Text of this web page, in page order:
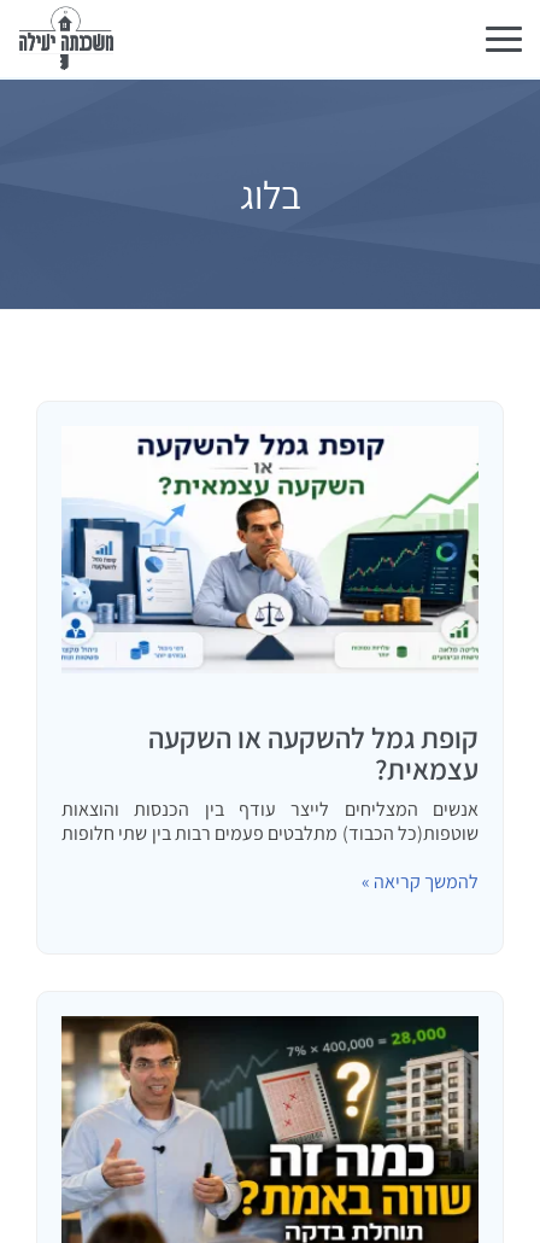
Toggle
navigation
בלוג
קופת גמל להשקעה או השקעה
עצמאית?
אנשים המצליחים לייצר עודף בין הכנסות והוצאות
שוטפות(כל הכבוד) מתלבטים פעמים רבות בין שתי חלופות
במאמר זה אנסה לתת נימוקים כמותיים ואיכותיים לכל
להמשך קריאה »